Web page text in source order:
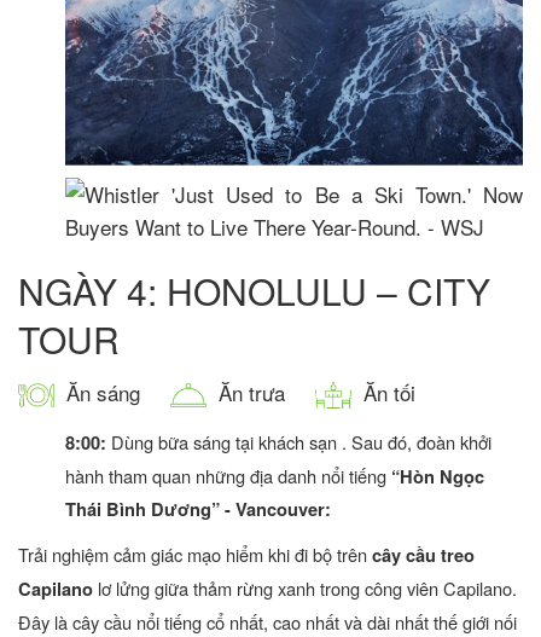
NGÀY 4: HONOLULU – CITY
TOUR
Ăn sáng Ăn trưa Ăn tối
8:00: Dùng bữa sáng tại khách sạn . Sau đó, đoàn khởi
hành tham quan những địa danh nổi tiếng “Hòn Ngọc
Thái Bình Dương” - Vancouver:
Trải nghiệm cảm giác mạo hiểm khi đi bộ trêncây cầu treo
Capilano lơ lửng giữa thảm rừng xanh trong công viên Capilano.
Đây là cây cầu nổi tiếng cổ nhất, cao nhất và dài nhất thế giới nối